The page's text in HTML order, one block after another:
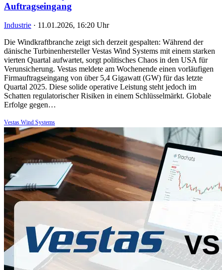
Auftragseingang
Industrie · 11.01.2026, 16:20 Uhr
Die Windkraftbranche zeigt sich derzeit gespalten: Während der
dänische Turbinenhersteller Vestas Wind Systems mit einem starken
vierten Quartal aufwartet, sorgt politisches Chaos in den USA für
Verunsicherung. Vestas meldete am Wochenende einen vorläufigen
Firmauftragseingang von über 5,4 Gigawatt (GW) für das letzte
Quartal 2025. Diese solide operative Leistung steht jedoch im
Schatten regulatorischer Risiken in einem Schlüsselmärkt. Globale
Erfolge gegen…
Vestas Wind Systems